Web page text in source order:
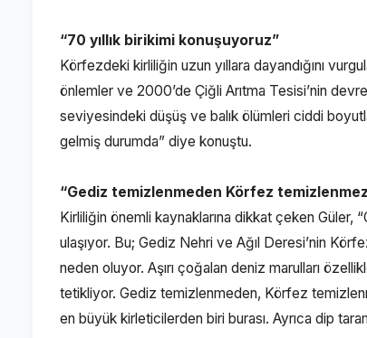
“70 yıllık birikimi konuşuyoruz”
Körfezdeki kirliliğin uzun yıllara dayandığını
önlemler ve 2000’de Çiğli Arıtma Tesisi’nin
seviyesindeki düşüş ve balık ölümleri ciddi
gelmiş durumda” diye konuştu.
“Gediz temizlenmeden Körfez
Kirliliğin önemli kaynaklarına dikkat çeken Güler,
ulaşıyor. Bu; Gediz Nehri ve Ağıl Deresi’nin
neden oluyor. Aşırı çoğalan deniz marulları
tetikliyor. Gediz temizlenmeden, Körfez
en büyük kirleticilerden biri burası. Ayrıca dip